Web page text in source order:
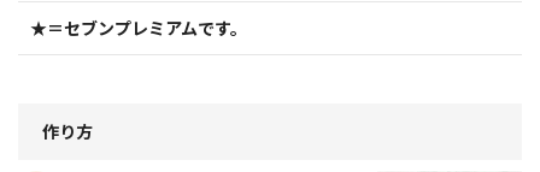
★＝セブンプレミアムです。
作り方